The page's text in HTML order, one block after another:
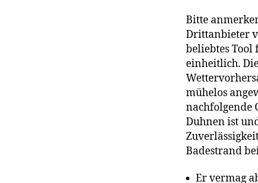
Bitte
Drittanbieter
beliebtes
einheitlich.
mühelos
nachfolgende
Duhnen ist
Badestrand
Er vermag